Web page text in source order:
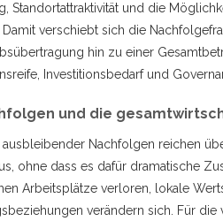
Standortattraktivität und die
verschiebt sich die
hin zu einer
Investitionsbedarf und
und die
Nachfolgen reichen
ohne dass es dafür dramatische
Arbeitsplätze verloren, lokale
verändern sich. Für die